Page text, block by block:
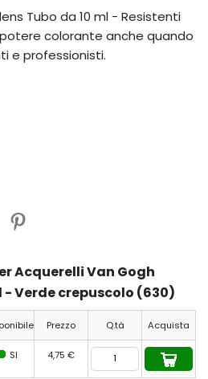
Tubo da 10 ml - Resistenti
colorante anche quando
e professionisti.
Acquerelli Van Gogh
- Verde crepuscolo (630)
Prezzo Q.tà Acquista
SI 4,75 €